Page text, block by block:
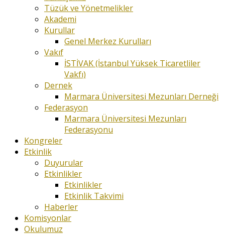
Tüzük ve Yönetmelikler
Akademi
Kurullar
Genel Merkez Kurulları
Vakıf
İSTİVAK (İstanbul Yüksek Ticaretliler
Vakfı)
Dernek
Marmara Üniversitesi Mezunları Derneği
Federasyon
Marmara Üniversitesi Mezunları
Federasyonu
Kongreler
Etkinlik
Duyurular
Etkinlikler
Etkinlikler
Etkinlik Takvimi
Haberler
Komisyonlar
Okulumuz